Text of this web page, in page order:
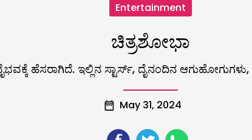
Entertainment
ಚಿತ್ರಶೋಭಾ
ಹೆಸರಾಗಿದೆ. ಇಲ್ಲಿನ ಸ್ಟಾರ್ಸ್, ದೈನಂದಿನ
May 31, 2024